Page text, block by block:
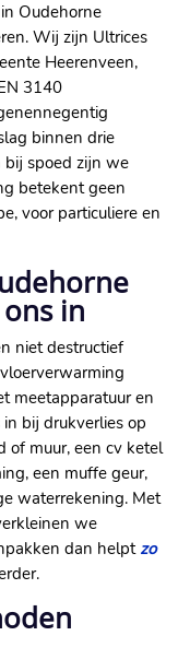
Oudehorne
Wij zijn Ultrices
Heerenveen,
3140
binnen drie
bij spoed zijn we
betekent geen
voor particuliere en
in
niet destructief
meetapparatuur en
bij drukverlies op
of muur, een cv ketel
een muffe geur,
waterrekening. Met
we
dan helpt zo